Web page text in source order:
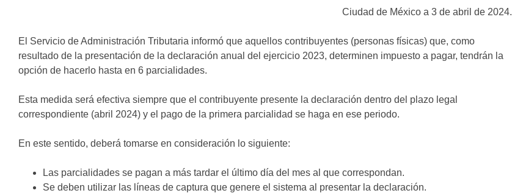
Ciudad de México a 3 de abril de 2024.
El Servicio de Administración Tributaria informó que aquellos contribuyentes (personas físicas) que, como
resultado de la presentación de la declaración anual del ejercicio 2023, determinen impuesto a pagar, tendrán la
opción de hacerlo hasta en 6 parcialidades.
Esta medida será efectiva siempre que el contribuyente presente la declaración dentro del plazo legal
correspondiente (abril 2024) y el pago de la primera parcialidad se haga en ese periodo.
En este sentido, deberá tomarse en consideración lo siguiente:
Las parcialidades se pagan a más tardar el último día del mes al que correspondan.
Se deben utilizar las líneas de captura que genere el sistema al presentar la declaración.